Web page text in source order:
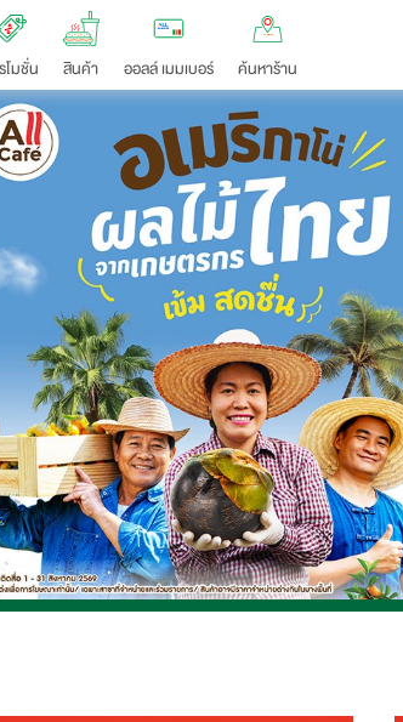
โมชั่น สินค้า ออลล์ เมมเบอร์ ค้นหาร้าน